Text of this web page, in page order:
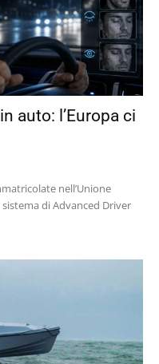
auto: l’Europa ci
nell’Unione
di Advanced Driver